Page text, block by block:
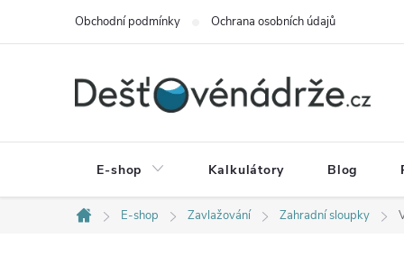
Obchodní podmínky Ochrana osobních údajů
E-shop Kalkulátory Blog
Domů
E-shop Zavlažování Zahradní sloupky